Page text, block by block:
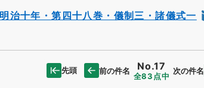
治十年・第四十八巻・儀制三・諸儀式一
先頭 前の件名 No.17
全83点中
次の件名